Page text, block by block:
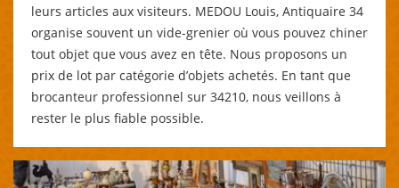
leurs articles aux visiteurs. MEDOU Louis, Antiquaire 34
organise souvent un vide-grenier où vous pouvez chiner
tout objet que vous avez en tête. Nous proposons un
prix de lot par catégorie d’objets achetés. En tant que
brocanteur professionnel sur 34210, nous veillons à
rester le plus fiable possible.